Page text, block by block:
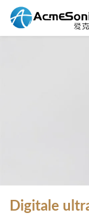
Digitale